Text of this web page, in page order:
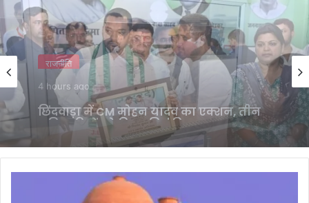
राजनीति
4 hours ago
बांकीपुर हार के बाद JDU ने बदली रणनीति,
युवाओं को साधने मैदान में उतरे निशांत कुमार